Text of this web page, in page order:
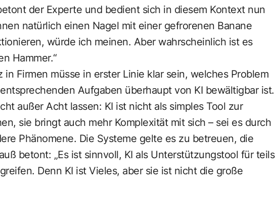
der Experte und bedient sich in diesem Kontext nun
natürlich einen Nagel mit einer gefrorenen Banane
würde ich meinen. Aber wahrscheinlich ist es
Hammer.“
in Firmen müsse in erster Linie klar sein, welches Problem
Aufgaben überhaupt von KI bewältigbar ist.
außer Acht lassen: KI ist nicht als simples Tool zur
sie bringt auch mehr Komplexität mit sich – sei es durch
Phänomene. Die Systeme gelte es zu betreuen, die
betont: „Es ist sinnvoll, KI als Unterstützungstool für teils
Denn KI ist Vieles, aber sie ist nicht die große